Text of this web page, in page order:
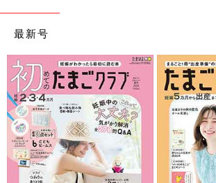
最新号